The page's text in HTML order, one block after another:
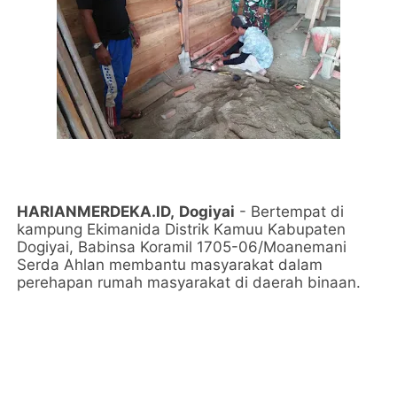
HARIANMERDEKA.ID, Dogiyai - Bertempat di
kampung Ekimanida Distrik Kamuu Kabupaten
Dogiyai, Babinsa Koramil 1705-06/Moanemani
Serda Ahlan membantu masyarakat dalam
perehapan rumah masyarakat di daerah binaan.